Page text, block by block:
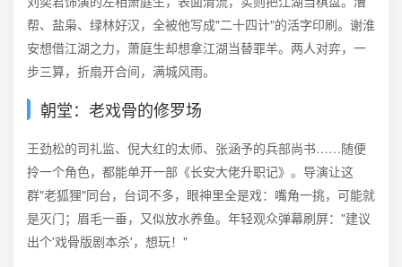
帮、盐枭、绿林好汉，全被他写成"二十四计"的活字印刷。谢淮
安想借江湖之力，萧庭生却想拿江湖当替罪羊。两人对弈，一
步三算，折扇开合间，满城风雨。
朝堂：老戏骨的修罗场
王劲松的司礼监、倪大红的太师、张涵予的兵部尚书……随便
拎一个角色，都能单开一部《长安大佬升职记》。导演让这
群"老狐狸"同台，台词不多，眼神里全是戏：嘴角一挑，可能就
是灭门；眉毛一垂，又似放水养鱼。年轻观众弹幕刷屏："建议
出个'戏骨版剧本杀'，想玩！"